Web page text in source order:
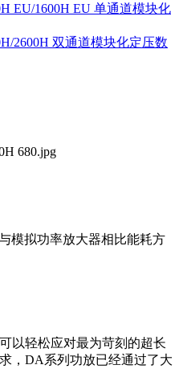
EU/1600H EU 单通道模块化
2600H 双通道模块化定压数
模拟功率放大器相比能耗方
以轻松应对最为苛刻的超长
，DA系列功放已经通过了大